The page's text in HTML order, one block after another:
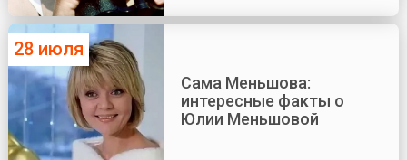
28 июля
Сама Меньшова:
интересные факты о
Юлии Меньшовой